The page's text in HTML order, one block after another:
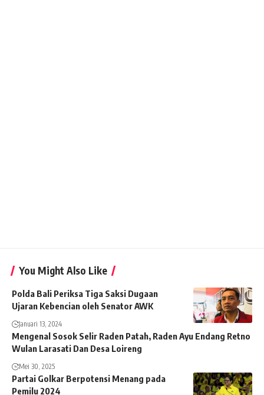
You Might Also Like
Polda Bali Periksa Tiga Saksi Dugaan
Ujaran Kebencian oleh Senator AWK
Januari 13, 2024
Mengenal Sosok Selir Raden Patah, Raden Ayu Endang Retno
Wulan Larasati Dan Desa Loireng
Mei 30, 2025
Partai Golkar Berpotensi Menang pada
Pemilu 2024